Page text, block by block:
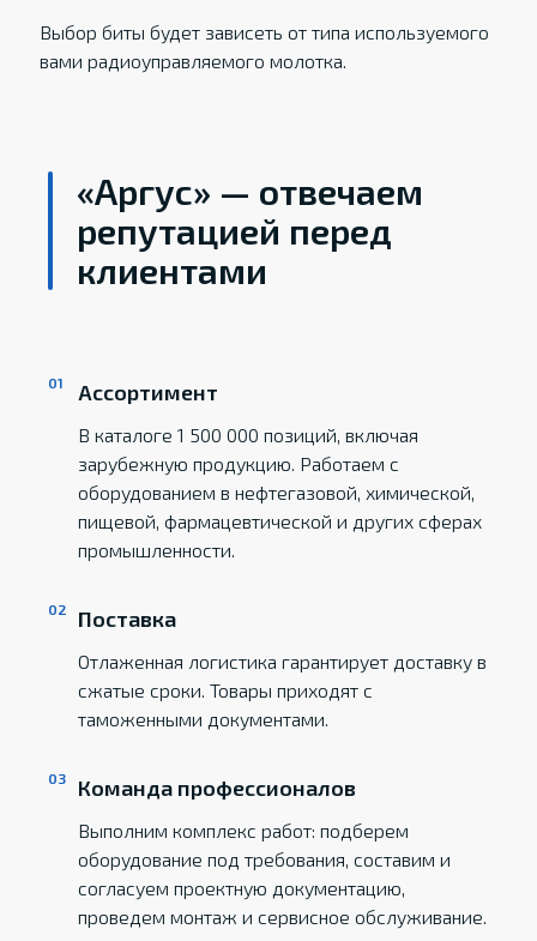
Выбор биты будет зависеть от типа используемого
вами радиоуправляемого молотка.
«Аргус» — отвечаем
репутацией перед
клиентами
Ассортимент
В каталоге 1 500 000 позиций, включая
зарубежную продукцию. Работаем с
оборудованием в нефтегазовой, химической,
пищевой, фармацевтической и других сферах
промышленности.
Поставка
Отлаженная логистика гарантирует доставку в
сжатые сроки. Товары приходят с
таможенными документами.
Команда профессионалов
Выполним комплекс работ: подберем
оборудование под требования, составим и
согласуем проектную документацию,
проведем монтаж и сервисное обслуживание.